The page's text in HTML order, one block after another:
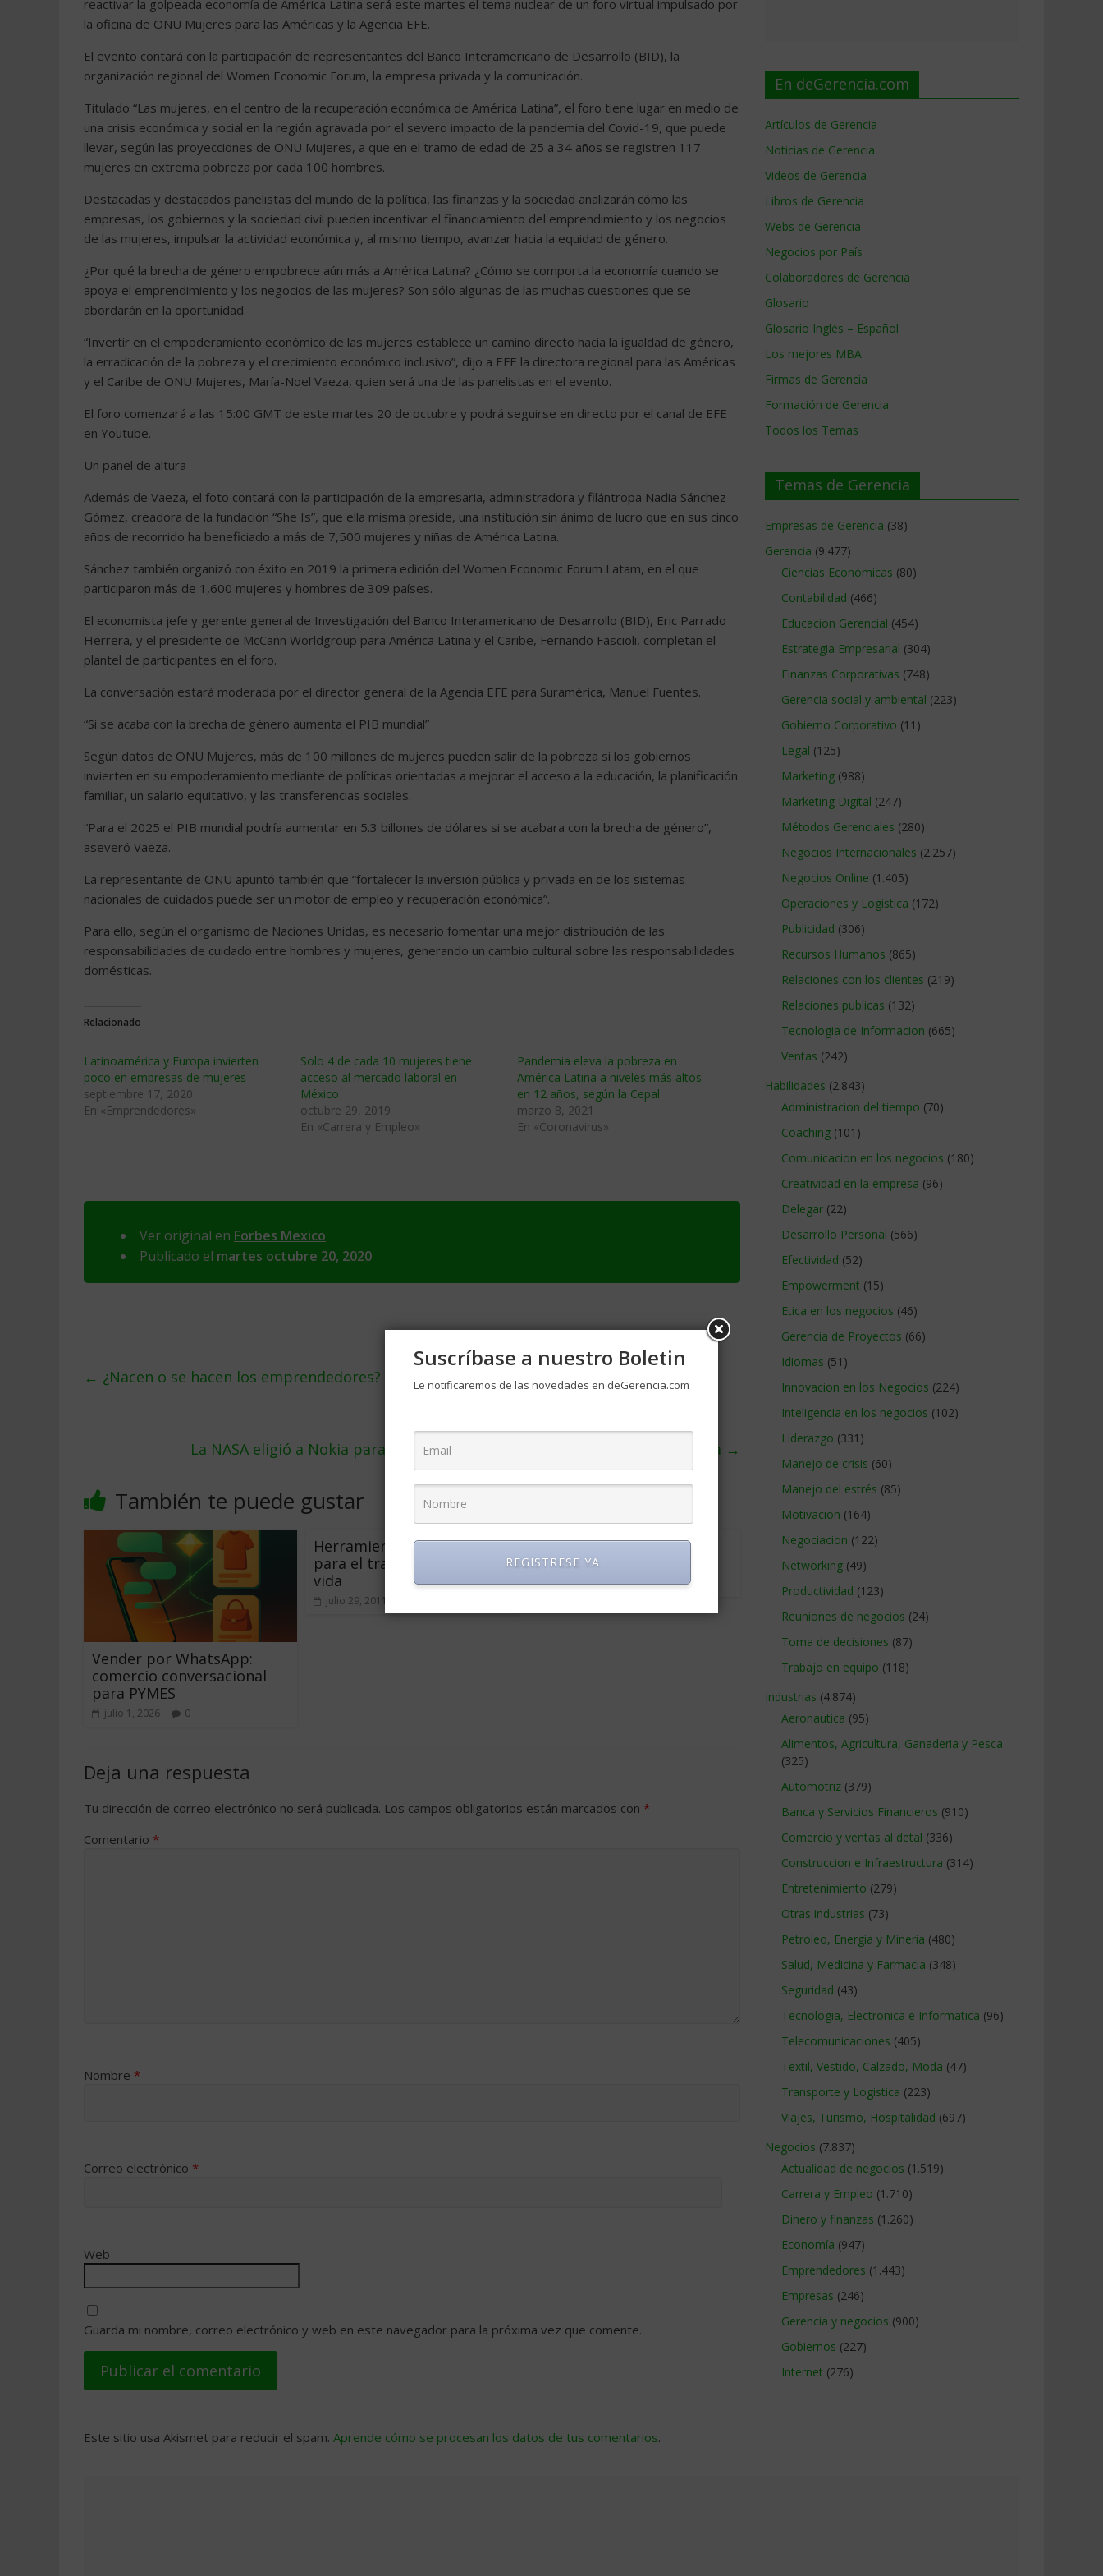
reactivar la golpeada economía de América Latina será este martes el tema nuclear de un foro virtual impulsado por
la oficina de ONU Mujeres para las Américas y la Agencia EFE.
El evento contará con la participación de representantes del Banco Interamericano de Desarrollo (BID), la
organización regional del Women Economic Forum, la empresa privada y la comunicación.
Titulado “Las mujeres, en el centro de la recuperación económica de América Latina”, el foro tiene lugar en medio de
una crisis económica y social en la región agravada por el severo impacto de la pandemia del Covid-19, que puede
llevar, según las proyecciones de ONU Mujeres, a que en el tramo de edad de 25 a 34 años se registren 117
mujeres en extrema pobreza por cada 100 hombres.
Destacadas y destacados panelistas del mundo de la política, las finanzas y la sociedad analizarán cómo las
empresas, los gobiernos y la sociedad civil pueden incentivar el financiamiento del emprendimiento y los negocios
de las mujeres, impulsar la actividad económica y, al mismo tiempo, avanzar hacia la equidad de género.
¿Por qué la brecha de género empobrece aún más a América Latina? ¿Cómo se comporta la economía cuando se
apoya el emprendimiento y los negocios de las mujeres? Son sólo algunas de las muchas cuestiones que se
abordarán en la oportunidad.
“Invertir en el empoderamiento económico de las mujeres establece un camino directo hacia la igualdad de género,
la erradicación de la pobreza y el crecimiento económico inclusivo”, dijo a EFE la directora regional para las Américas
y el Caribe de ONU Mujeres, María-Noel Vaeza, quien será una de las panelistas en el evento.
El foro comenzará a las 15:00 GMT de este martes 20 de octubre y podrá seguirse en directo por el canal de EFE
en Youtube.
Un panel de altura
Además de Vaeza, el foto contará con la participación de la empresaria, administradora y filántropa Nadia Sánchez
Gómez, creadora de la fundación “She Is”, que ella misma preside, una institución sin ánimo de lucro que en sus cinco
años de recorrido ha beneficiado a más de 7,500 mujeres y niñas de América Latina.
Sánchez también organizó con éxito en 2019 la primera edición del Women Economic Forum Latam, en el que
participaron más de 1,600 mujeres y hombres de 309 países.
El economista jefe y gerente general de Investigación del Banco Interamericano de Desarrollo (BID), Eric Parrado
Herrera, y el presidente de McCann Worldgroup para América Latina y el Caribe, Fernando Fascioli, completan el
plantel de participantes en el foro.
La conversación estará moderada por el director general de la Agencia EFE para Suramérica, Manuel Fuentes.
“Si se acaba con la brecha de género aumenta el PIB mundial”
Según datos de ONU Mujeres, más de 100 millones de mujeres pueden salir de la pobreza si los gobiernos
invierten en su empoderamiento mediante de políticas orientadas a mejorar el acceso a la educación, la planificación
familiar, un salario equitativo, y las transferencias sociales.
“Para el 2025 el PIB mundial podría aumentar en 5.3 billones de dólares si se acabara con la brecha de género”,
aseveró Vaeza.
La representante de ONU apuntó también que “fortalecer la inversión pública y privada en de los sistemas
nacionales de cuidados puede ser un motor de empleo y recuperación económica”.
Para ello, según el organismo de Naciones Unidas, es necesario fomentar una mejor distribución de las
responsabilidades de cuidado entre hombres y mujeres, generando un cambio cultural sobre las responsabilidades
domésticas.
Relacionado
Latinoamérica y Europa invierten
poco en empresas de mujeres
septiembre 17, 2020
En «Emprendedores»
Solo 4 de cada 10 mujeres tiene
acceso al mercado laboral en
México
octubre 29, 2019
En «Carrera y Empleo»
Pandemia eleva la pobreza en
América Latina a niveles más altos
en 12 años, según la Cepal
marzo 8, 2021
En «Coronavirus»
Ver original en Forbes Mexico
Publicado el martes octubre 20, 2020
← ¿Nacen o se hacen los emprendedores?
La NASA eligió a Nokia para construir una red de telefonía móvil en la Luna →
También te puede gustar
Vender por WhatsApp:
comercio conversacional
para PYMES
julio 1, 2026 0
Herramientas de Coaching
para el trabajo y para la
vida
julio 29, 2011
Japón, las mujeres en el
trabajo
marzo 11, 2008 1
Deja una respuesta
Tu dirección de correo electrónico no será publicada. Los campos obligatorios están marcados con *
Comentario *
Nombre *
Correo electrónico *
Web
Guarda mi nombre, correo electrónico y web en este navegador para la próxima vez que comente.
Este sitio usa Akismet para reducir el spam. Aprende cómo se procesan los datos de tus comentarios.
En deGerencia.com
Artículos de Gerencia
Noticias de Gerencia
Videos de Gerencia
Libros de Gerencia
Webs de Gerencia
Negocios por País
Colaboradores de Gerencia
Glosario
Glosario Inglés – Español
Los mejores MBA
Firmas de Gerencia
Formación de Gerencia
Todos los Temas
Temas de Gerencia
Empresas de Gerencia (38)
Gerencia (9.477)
Ciencias Económicas (80)
Contabilidad (466)
Educacion Gerencial (454)
Estrategia Empresarial (304)
Finanzas Corporativas (748)
Gerencia social y ambiental (223)
Gobierno Corporativo (11)
Legal (125)
Marketing (988)
Marketing Digital (247)
Métodos Gerenciales (280)
Negocios Internacionales (2.257)
Negocios Online (1.405)
Operaciones y Logística (172)
Publicidad (306)
Recursos Humanos (865)
Relaciones con los clientes (219)
Relaciones publicas (132)
Tecnologia de Informacion (665)
Ventas (242)
Habilidades (2.843)
Administracion del tiempo (70)
Coaching (101)
Comunicacion en los negocios (180)
Creatividad en la empresa (96)
Delegar (22)
Desarrollo Personal (566)
Efectividad (52)
Empowerment (15)
Etica en los negocios (46)
Gerencia de Proyectos (66)
Idiomas (51)
Innovacion en los Negocios (224)
Inteligencia en los negocios (102)
Liderazgo (331)
Manejo de crisis (60)
Manejo del estrés (85)
Motivacion (164)
Negociacion (122)
Networking (49)
Productividad (123)
Reuniones de negocios (24)
Toma de decisiones (87)
Trabajo en equipo (118)
Industrias (4.874)
Aeronautica (95)
Alimentos, Agricultura, Ganaderia y Pesca
(325)
Automotriz (379)
Banca y Servicios Financieros (910)
Comercio y ventas al detal (336)
Construccion e Infraestructura (314)
Entretenimiento (279)
Otras industrias (73)
Petroleo, Energia y Mineria (480)
Salud, Medicina y Farmacia (348)
Seguridad (43)
Tecnologia, Electronica e Informatica (96)
Telecomunicaciones (405)
Textil, Vestido, Calzado, Moda (47)
Transporte y Logistica (223)
Viajes, Turismo, Hospitalidad (697)
Negocios (7.837)
Actualidad de negocios (1.519)
Carrera y Empleo (1.710)
Dinero y finanzas (1.260)
Economía (947)
Emprendedores (1.443)
Empresas (246)
Gerencia y negocios (900)
Gobiernos (227)
Internet (276)
Suscríbase a nuestro Boletin
Le notificaremos de las novedades en deGerencia.com
REGISTRESE YA